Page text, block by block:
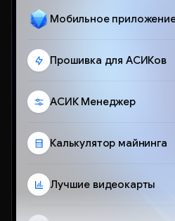
Мобильное
Прошивка для АСИКов
АСИК Менеджер
Калькулятор майнинга
Лучшие видеокарты